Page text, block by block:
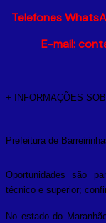
Telefones
E-mail:
+ INFORMAÇÕES
Prefeitura de
Oportunidades são
técnico e superior;
No estado do